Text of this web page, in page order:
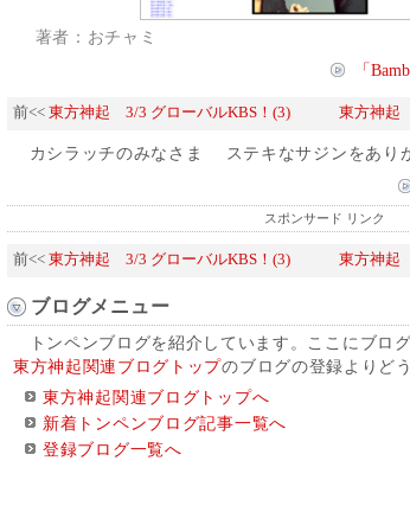
著者：おチャミ
「
前<< 東方神起 3/3 グローバルKBS！(3) 東方神起
カシラッチのみなさま ステキなサジンをあり
スポンサード リンク
前<< 東方神起 3/3 グローバルKBS！(3) 東方神起
ブログメニュー
トンペンブログを紹介しています。ここにブロ
東方神起関連ブログトップのブログの登録よりどう
東方神起関連ブログトップへ
新着トンペンブログ記事一覧へ
登録ブログ一覧へ